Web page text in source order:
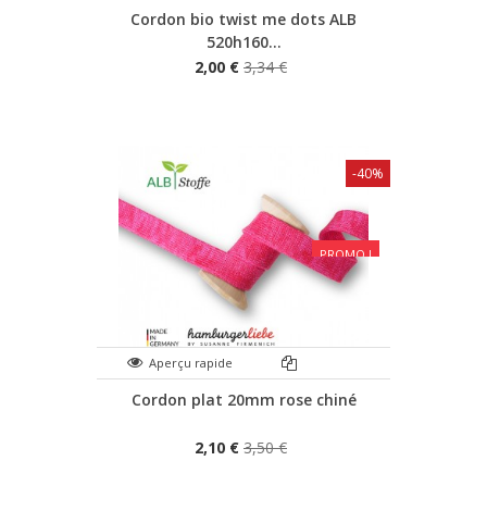
Cordon bio twist me dots ALB
520h160...
2,00 € 3,34 €
PROMO !
Aperçu rapide
Cordon plat 20mm rose chiné
2,10 € 3,50 €
-40%